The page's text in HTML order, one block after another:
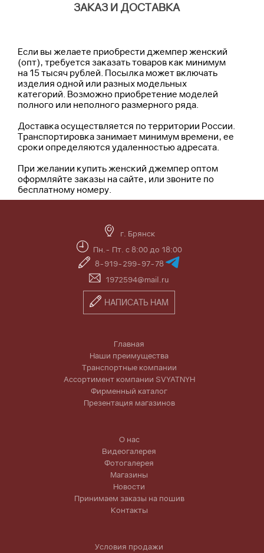
ЗАКАЗ И ДОСТАВКА
Если вы желаете приобрести джемпер женский
(опт), требуется заказать товаров как минимум
на 15 тысяч рублей. Посылка может включать
изделия одной или разных модельных
категорий. Возможно приобретение моделей
полного или неполного размерного ряда.
Доставка осуществляется по территории России.
Транспортировка занимает минимум времени, ее
сроки определяются удаленностью адресата.
При желании купить женский джемпер оптом
оформляйте заказы на сайте, или звоните по
бесплатному номеру.
г. Брянск
Пн.- Пт. с 8:00 до 18:00
8-919-299-97-78
1972594@mail.ru
НАПИСАТЬ НАМ
Главная
Наши преимущества
Транспортные компании
Ассортимент компании SVYATNYH
Фирменный каталог
Презентация магазинов
О нас
Видеогалерея
Фотогалерея
Магазины
Новости
Принимаем заказы на пошив
Контакты
Условия продажи